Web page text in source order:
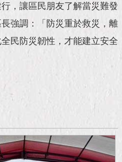
，讓區民朋友了解當災難發
強調：「防災重於救災，離
民防災韌性，才能建立安全